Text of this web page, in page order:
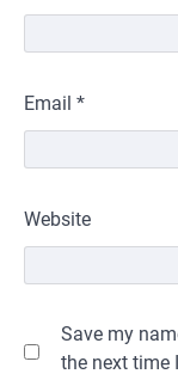
Email *
Website
Save my
the next time